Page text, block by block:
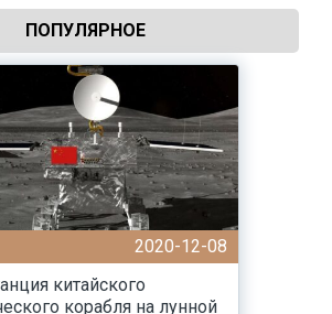
ПОПУЛЯРНОЕ
2020-12-08
китайского
корабля на лунной